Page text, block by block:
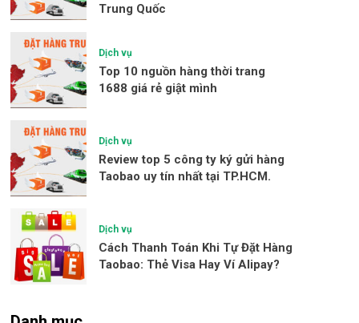
Trung Quốc
Dịch vụ
Top 10 nguồn hàng thời trang
1688 giá rẻ giật mình
Dịch vụ
Review top 5 công ty ký gửi hàng
Taobao uy tín nhất tại TP.HCM.
Dịch vụ
Cách Thanh Toán Khi Tự Đặt Hàng
Taobao: Thẻ Visa Hay Ví Alipay?